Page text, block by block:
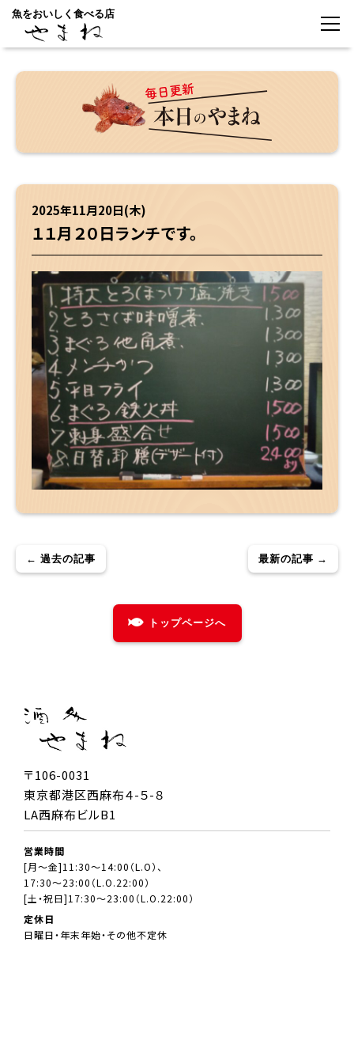
魚をおいしく食べる店
2025年11月20日(木)
１１月２０日ランチです。
← 過去の記事 最新の記事 →
トップページへ
〒106-0031
東京都港区西麻布４-５-８
LA西麻布ビルB1
営業時間
[月～金]11:30～14:00（L.O）、
17:30～23:00（L.O.22:00）
[土・祝日]17:30～23:00（L.O.22:00）
定休日
日曜日・年末年始・その他不定休